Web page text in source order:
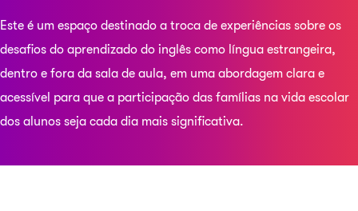
Este é um espaço destinado a troca de experiências sobre os
desafios do aprendizado do inglês como língua estrangeira,
dentro e fora da sala de aula, em uma abordagem clara e
acessível para que a participação das famílias na vida escolar
dos alunos seja cada dia mais significativa.